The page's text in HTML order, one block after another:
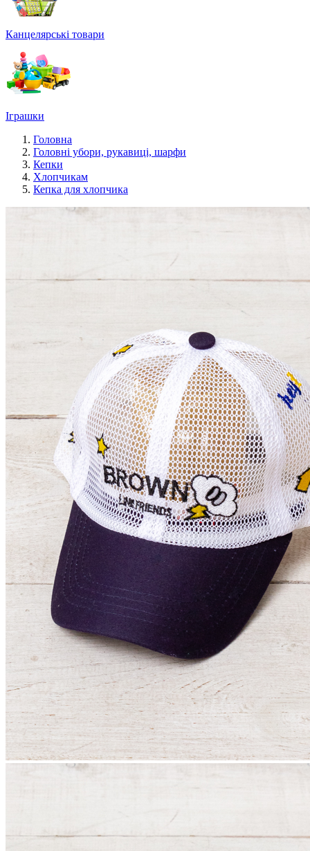
Канцелярські товари
Іграшки
Головна
Головні убори, рукавиці, шарфи
Кепки
Хлопчикам
Кепка для хлопчика